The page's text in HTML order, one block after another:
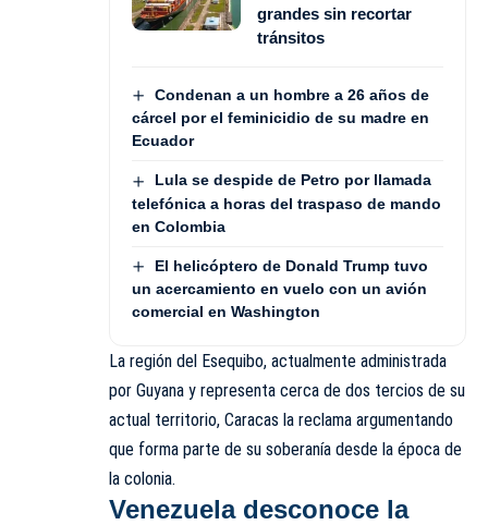
grandes sin recortar
tránsitos
Condenan a un hombre a 26 años de
cárcel por el feminicidio de su madre en
Ecuador
Lula se despide de Petro por llamada
telefónica a horas del traspaso de mando
en Colombia
El helicóptero de Donald Trump tuvo
un acercamiento en vuelo con un avión
comercial en Washington
La región del Esequibo, actualmente administrada
por Guyana y representa cerca de dos tercios de su
actual territorio, Caracas la reclama argumentando
que forma parte de su soberanía desde la época de
la colonia.
Venezuela desconoce la